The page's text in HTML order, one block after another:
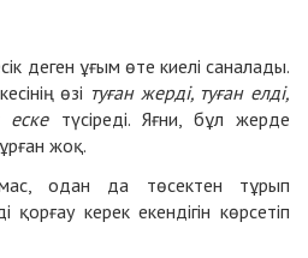
деген ұғым өте киелі саналады.
өзі туған жерді, туған елді,
ескетүсіреді. Яғни, бұл жерде
жоқ.
одан да төсектен тұрып
қорғау керек екендігін көрсетіп